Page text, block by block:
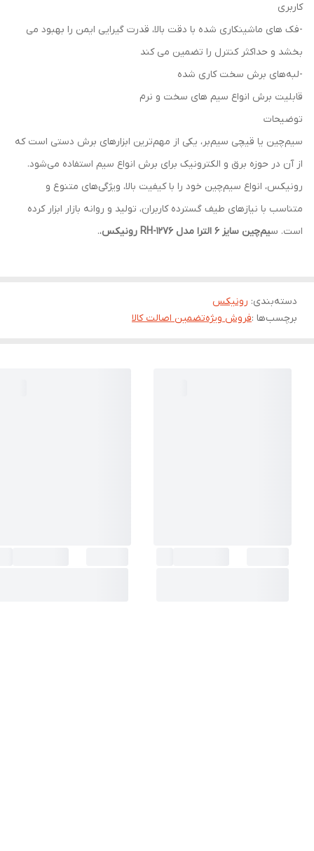
کاربری
-فک های ماشینکاری شده با دقت بالا، قدرت گیرایی ایمن را بهبود می
بخشد و حداکثر کنترل را تضمین می کند
-لبه‌های برش سخت کاری شده
قابلیت برش انواع سیم های سخت و نرم
توضیحات
سیم‌چین یا قیچی سیم‌بر، یکی از مهم‌ترین ابزارهای برش دستی است که
از آن در حوزه برق و الکترونیک برای برش انواع سیم استفاده می‌شود.
رونیکس، انواع سیم‌چین خود را با کیفیت بالا، ویژگی‌های متنوع و
متناسب با نیازهای طیف گسترده کاربران، تولید و روانه بازار ابزار کرده
است. سیم‌چین سایز 6 الترا مدل RH-1276 رونیکس ،.
دسته‌بندی: رونیکس
برچسب‌ها :فروش ویژهتضمین اصالت کالا